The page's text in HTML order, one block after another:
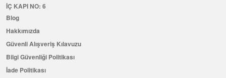
İÇ KAPI NO: 6
Blog
Hakkımızda
Güvenli Alışveriş Kılavuzu
Bilgi Güvenliği Politikası
İade Politikası